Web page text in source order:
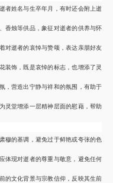
者姓名与生卒年月，有时还会附上逝
香烛等供品，象征对逝者的供养与怀
对逝者的哀悼与赞颂，表达亲朋好友
装饰，既是哀悼的标志，也增添了灵
，营造出宁静与祥和的氛围，有助于
灵堂增添一层精神层面的慰藉，帮助
穆的基调，避免过于鲜艳或夸张的色
体现对逝者的尊重与敬意，避免任何
的文化背景与宗教信仰，反映其生前